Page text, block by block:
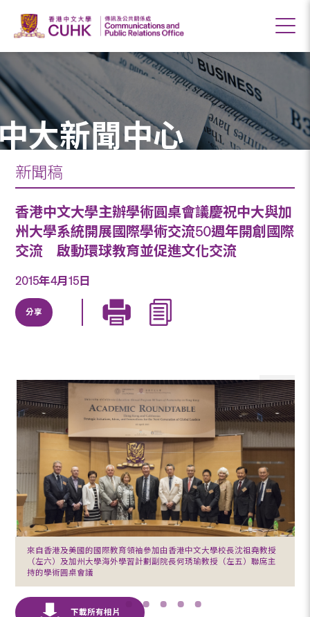
大新聞中心
新聞稿
香港中文大學主辦學術圓桌會議慶祝中大與加
州大學系統開展國際學術交流50週年開創國際
交流 啟動環球教育並促進文化交流
2015年4月15日
分享
來自香港及美國的國際教育領袖參加由香港中文大學校長沈祖堯教授
（左六）及加州大學海外學習計劃副院長何琇瑜教授（左五）聯席主
持的學術圓桌會議